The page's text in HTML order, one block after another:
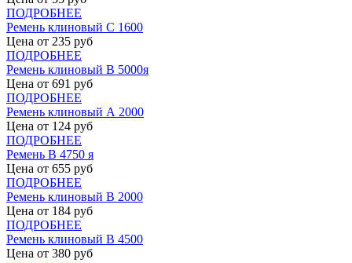
ПОДРОБНЕЕ
Ремень клиновый С 1600
Цена от 235 руб
ПОДРОБНЕЕ
Ремень клиновый В 5000я
Цена от 691 руб
ПОДРОБНЕЕ
Ремень клиновый А 2000
Цена от 124 руб
ПОДРОБНЕЕ
Ремень В 4750 я
Цена от 655 руб
ПОДРОБНЕЕ
Ремень клиновый В 2000
Цена от 184 руб
ПОДРОБНЕЕ
Ремень клиновый В 4500
Цена от 380 руб